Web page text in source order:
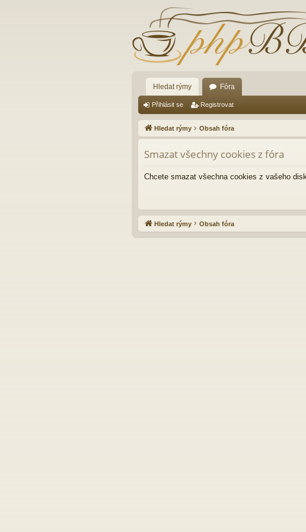
Hledat rýmy Fóra
Přihlásit se Registrovat
Hledat rýmy Obsah fóra
Smazat všechny cookies z fóra
Chcete smazat všechna cookies z vašeho
Hledat rýmy Obsah fóra